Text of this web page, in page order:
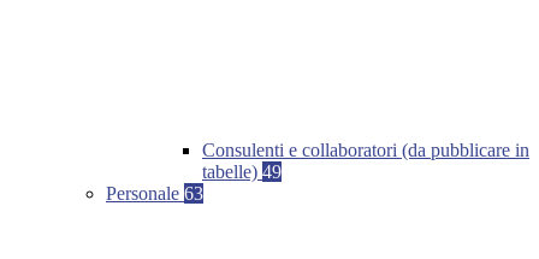
Consulenti e collaboratori (da pubblicare in
tabelle) 49
Personale 63